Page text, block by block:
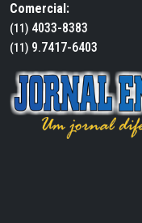
Comercial:
(11) 4033-8383
(11) 9.7417-6403